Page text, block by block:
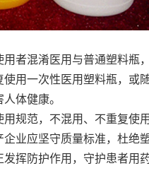
者混淆医用与普通塑料瓶
用一次性医用塑料瓶，或
体健康。
规范，不混用、不重复使
业应坚守质量标准，杜绝
挥防护作用，守护患者用药